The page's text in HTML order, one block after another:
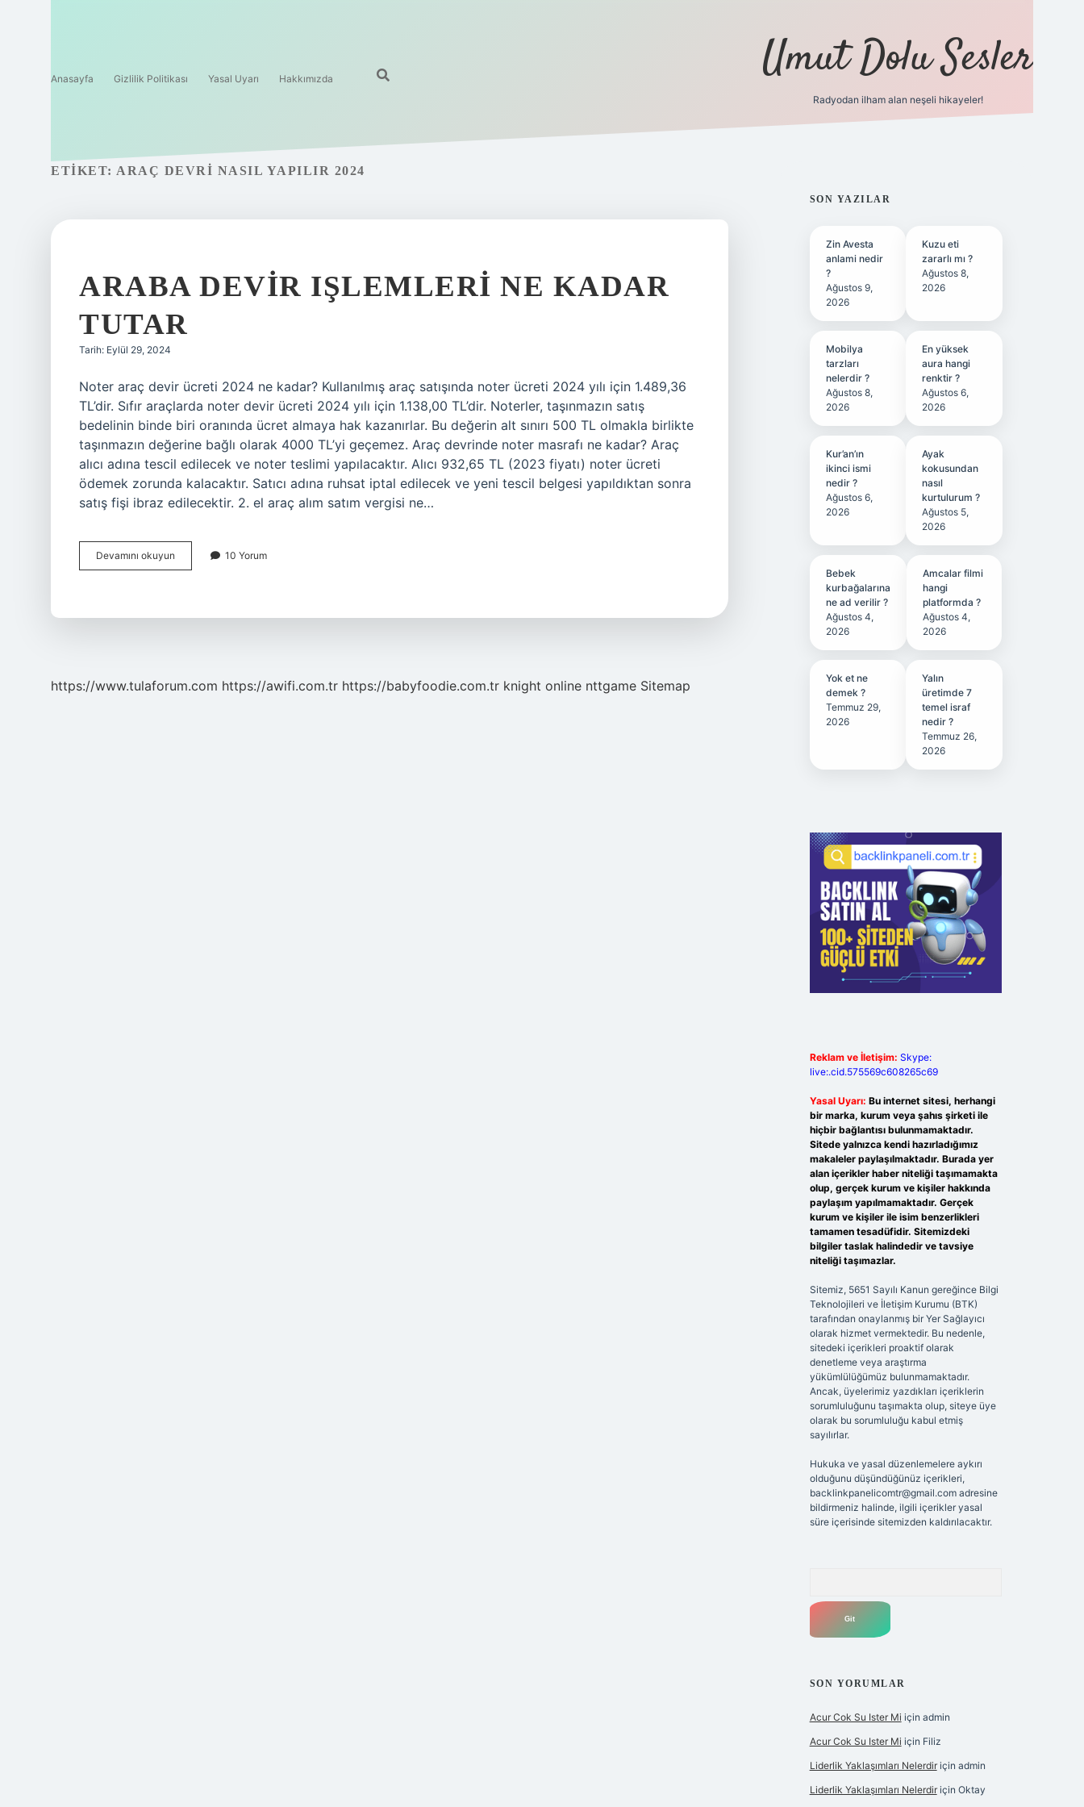
Anasayfa Gizlilik Politikası Yasal Uyarı Hakkımızda Umut Dolu Sesler
Radyodan ilham alan neşeli hikayeler!
ETIKET: ARAÇ DEVRI NASIL YAPILIR 2024
ARABA DEVIR IŞLEMLERI NE KADAR
TUTAR
Tarih: Eylül 29, 2024
Noter araç devir ücreti 2024 ne kadar? Kullanılmış araç satışında noter ücreti 2024 yılı için 1.489,36
TL’dir. Sıfır araçlarda noter devir ücreti 2024 yılı için 1.138,00 TL’dir. Noterler, taşınmazın satış
bedelinin binde biri oranında ücret almaya hak kazanırlar. Bu değerin alt sınırı 500 TL olmakla birlikte
taşınmazın değerine bağlı olarak 4000 TL’yi geçemez. Araç devrinde noter masrafı ne kadar? Araç
alıcı adına tescil edilecek ve noter teslimi yapılacaktır. Alıcı 932,65 TL (2023 fiyatı) noter ücreti
ödemek zorunda kalacaktır. Satıcı adına ruhsat iptal edilecek ve yeni tescil belgesi yapıldıktan sonra
satış fişi ibraz edilecektir. 2. el araç alım satım vergisi ne…
Devamını okuyun
Devir
10 Yorum
https://www.tulaforum.com https://awifi.com.tr https://babyfoodie.com.tr knight online nttgame Sitemap
SIDEBAR
SON YAZILAR
Zin Avesta
anlami nedir
?
Ağustos 9,
2026
Kuzu eti
zararlı mı ?
Ağustos 8,
2026
Mobilya
tarzları
nelerdir ?
Ağustos 8,
2026
En yüksek
aura hangi
renktir ?
Ağustos 6,
2026
Kur’an’ın
ikinci ismi
nedir ?
Ağustos 6,
2026
Ayak
kokusundan
nasıl
kurtulurum ?
Ağustos 5,
2026
Bebek
kurbağalarına
ne ad verilir ?
Ağustos 4,
2026
Amcalar filmi
hangi
platformda ?
Ağustos 4,
2026
Yok et ne
demek ?
Temmuz 29,
2026
Yalın
üretimde 7
temel israf
nedir ?
Temmuz 26,
2026
Reklam ve İletişim: Skype:
live:.cid.575569c608265c69
Yasal Uyarı: Bu internet sitesi, herhangi
bir marka, kurum veya şahıs şirketi ile
hiçbir bağlantısı bulunmamaktadır.
Sitede yalnızca kendi hazırladığımız
makaleler paylaşılmaktadır. Burada yer
alan içerikler haber niteliği taşımamakta
olup, gerçek kurum ve kişiler hakkında
paylaşım yapılmamaktadır. Gerçek
kurum ve kişiler ile isim benzerlikleri
tamamen tesadüfidir. Sitemizdeki
bilgiler taslak halindedir ve tavsiye
niteliği taşımazlar.
Sitemiz, 5651 Sayılı Kanun gereğince Bilgi
Teknolojileri ve İletişim Kurumu (BTK)
tarafından onaylanmış bir Yer Sağlayıcı
olarak hizmet vermektedir. Bu nedenle,
sitedeki içerikleri proaktif olarak
denetleme veya araştırma
yükümlülüğümüz bulunmamaktadır.
Ancak, üyelerimiz yazdıkları içeriklerin
sorumluluğunu taşımakta olup, siteye üye
olarak bu sorumluluğu kabul etmiş
sayılırlar.
Hukuka ve yasal düzenlemelere aykırı
olduğunu düşündüğünüz içerikleri,
backlinkpanelicomtr@gmail.comadresine
bildirmeniz halinde, ilgili içerikler yasal
süre içerisinde sitemizden kaldırılacaktır.
SON YORUMLAR
Acur Cok Su Ister Mi için admin
Acur Cok Su Ister Mi için Filiz
Liderlik Yaklaşımları Nelerdiriçin admin
Liderlik Yaklaşımları Nelerdiriçin Oktay